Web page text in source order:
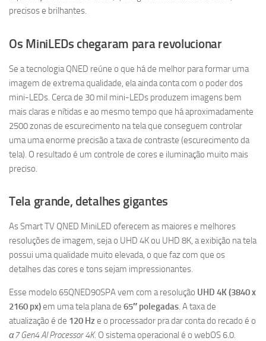
precisos e brilhantes.
Os MiniLEDs chegaram para revolucionar
Se a tecnologia QNED reúne o que há de melhor para formar uma
imagem de extrema qualidade, ela ainda conta com o poder dos
mini-LEDs. Cerca de 30 mil mini-LEDs produzem imagens bem
mais claras e nítidas e ao mesmo tempo que há aproximadamente
2500 zonas de escurecimento na tela que conseguem controlar
uma uma enorme precisão a taxa de contraste (escurecimento da
tela). O resultado é um controle de cores e iluminação muito mais
preciso.
Tela grande, detalhes gigantes
As Smart TV QNED MiniLED oferecem as maiores e melhores
resoluções de imagem, seja o UHD 4K ou UHD 8K, a exibição na tela
possui uma qualidade muito elevada, o que faz com que os
detalhes das cores e tons sejam impressionantes.
Esse modelo 65QNED90SPA vem com a resolução UHD 4K (3840 x
2160 px)em uma tela plana de 65″ polegadas. A taxa de
atualização é de 120 Hze o processador pra dar conta do recado é o
α7 Gen4 AI Processor 4K. O sistema operacional é o webOS 6.0.